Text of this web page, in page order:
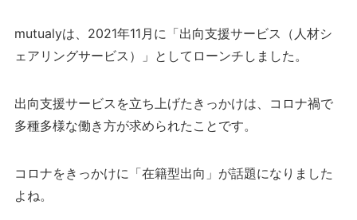
mutualyは、2021年11月に「出向支援サービス（人材シ
ェアリングサービス）」としてローンチしました。
出向支援サービスを立ち上げたきっかけは、コロナ禍で
多種多様な働き方が求められたことです。
コロナをきっかけに「在籍型出向」が話題になりました
よね。